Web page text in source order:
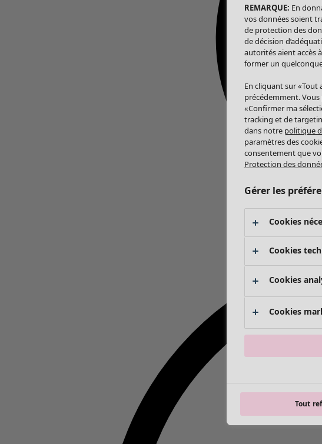
REMARQUE: En
vos données soient
de protection des
de décision
autorités aient accès
former un
En cliquant sur «Tout
précédemment.
«Confirmer ma
tracking et de
dans notre politique
paramètres des
consentement que
Protection des
Gérer les
Cookies
Cookies
Cookies
Cookies
Tout